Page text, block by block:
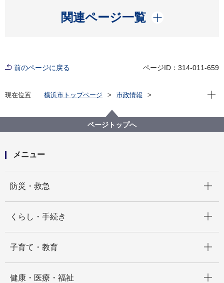
関連ページ一覧
開く
前のページに戻る ページID：314-011-659
現在位置 横浜市トップページ
市政情報
政策経営・国際戦略局
「令和８年度国の施策及び予算に関する提案」につい
て山中 竹春 横浜市長・渋谷 健 横浜市会議長がデジタ
現在
ページトップへ
メニュー
防災・救急
くらし・手続き
子育て・教育
健康・医療・福祉